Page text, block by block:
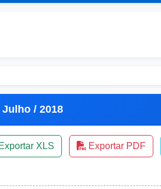
/ 2018
Exportar XLS Exportar PDF